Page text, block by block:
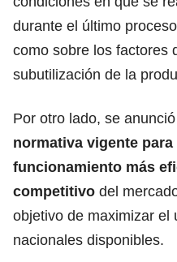
durante el último
como sobre los factores
subutilización de la
Por otro lado, se
normativa vigente
funcionamiento más
competitivo del
objetivo de maximizar el
nacionales disponibles.